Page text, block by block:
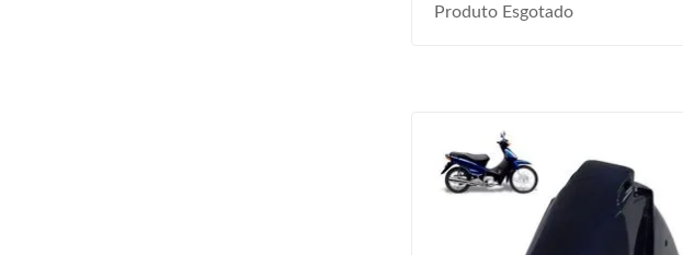
Produto Esgotado